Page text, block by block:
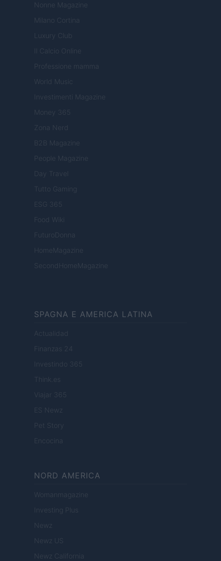
Nonne Magazine
Milano Cortina
Luxury Club
Il Calcio Online
Professione mamma
World Music
Investimenti Magazine
Money 365
Zona Nerd
B2B Magazine
People Magazine
Day Travel
Tutto Gaming
ESG 365
Food Wiki
FuturoDonna
HomeMagazine
SecondHomeMagazine
SPAGNA E AMERICA LATINA
Actualidad
Finanzas 24
Investindo 365
Think.es
Viajar 365
ES Newz
Pet Story
Encocina
NORD AMERICA
Womanmagazine
Investing Plus
Newz
Newz US
Newz California